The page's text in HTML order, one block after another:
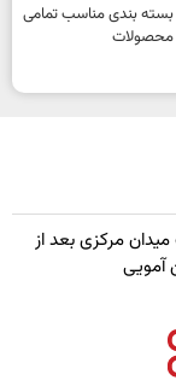
بسته بندی مناسب تمامی
محصولات
میدان مرکزی بعد از